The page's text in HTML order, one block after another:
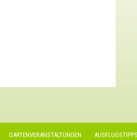
GARTENVERANSTALTUNGEN AUSFLUGSTIPPS